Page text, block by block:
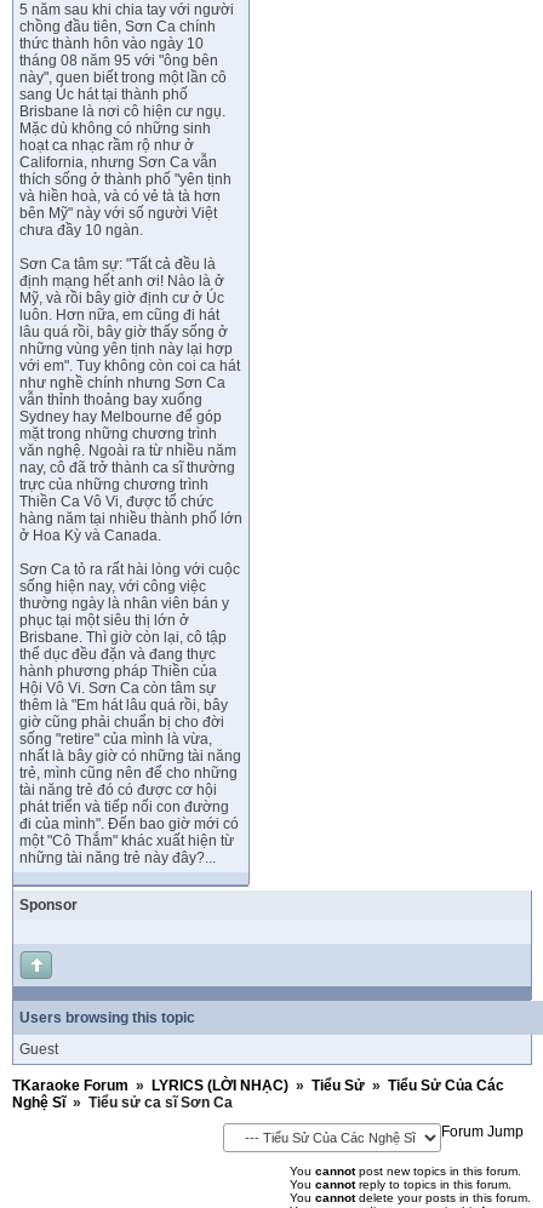
5 năm sau khi chia tay với người
chồng đầu tiên, Sơn Ca chính
thức thành hôn vào ngày 10
tháng 08 năm 95 với "ông bên
này", quen biết trong một lần cô
sang Úc hát tại thành phố
Brisbane là nơi cô hiện cư ngụ.
Mặc dù không có những sinh
hoạt ca nhạc rầm rộ như ở
California, nhưng Sơn Ca vẫn
thích sống ở thành phố "yên tịnh
và hiền hoà, và có vẻ tà tà hơn
bên Mỹ" này với số người Việt
chưa đầy 10 ngàn.
Sơn Ca tâm sự: "Tất cả đều là
định mạng hết anh ơi! Nào là ở
Mỹ, và rồi bây giờ định cư ở Úc
luôn. Hơn nữa, em cũng đi hát
lâu quá rồi, bây giờ thấy sống ở
những vùng yên tịnh này lại hợp
với em". Tuy không còn coi ca hát
như nghề chính nhưng Sơn Ca
vẫn thỉnh thoảng bay xuống
Sydney hay Melbourne để góp
mặt trong những chương trình
văn nghệ. Ngoài ra từ nhiều năm
nay, cô đã trở thành ca sĩ thường
trực của những chương trình
Thiền Ca Vô Vi, được tổ chức
hàng năm tại nhiều thành phố lớn
ở Hoa Kỳ và Canada.
Sơn Ca tỏ ra rất hài lòng với cuộc
sống hiện nay, với công việc
thường ngày là nhân viên bán y
phục tại một siêu thị lớn ở
Brisbane. Thì giờ còn lại, cô tập
thể dục đều đặn và đang thực
hành phương pháp Thiền của
Hội Vô Vi. Sơn Ca còn tâm sự
thêm là "Em hát lâu quá rồi, bây
giờ cũng phải chuẩn bị cho đời
sống "retire" của mình là vừa,
nhất là bây giờ có những tài năng
trẻ, mình cũng nên để cho những
tài năng trẻ đó có được cơ hội
phát triển và tiếp nối con đường
đi của mình". Đến bao giờ mới có
một "Cô Thắm" khác xuất hiện từ
những tài năng trẻ này đây?...
Sponsor
Users browsing this topic
Guest
TKaraoke Forum » LYRICS (LỜI NHẠC) » Tiểu Sử » Tiểu Sử Của Các
Nghệ Sĩ » Tiểu sử ca sĩ Sơn Ca
Forum Jump
You cannotpost new topics in this forum.
You cannotreply to topics in this forum.
You cannotdelete your posts in this forum.